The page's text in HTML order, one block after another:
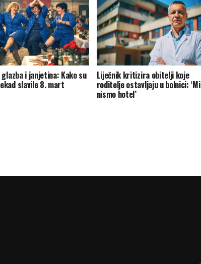
i janjetina: Kako su
slavile 8. mart
Liječnik kritizira obitelji koje
roditelje ostavljaju u bolnici: ‘Mi
nismo hotel’